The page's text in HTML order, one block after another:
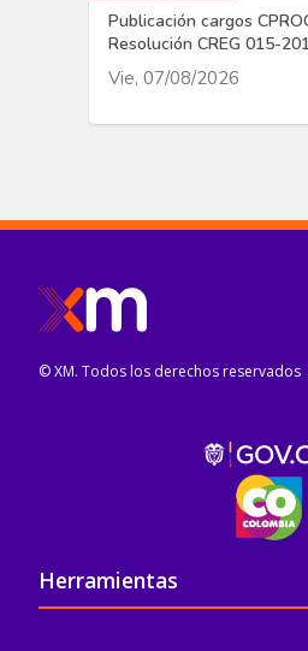
Publicación cargos
Resolución CREG 015-
Vie, 07/08/2026
© XM. Todos los derechos reservados
Pie de página
Herramientas